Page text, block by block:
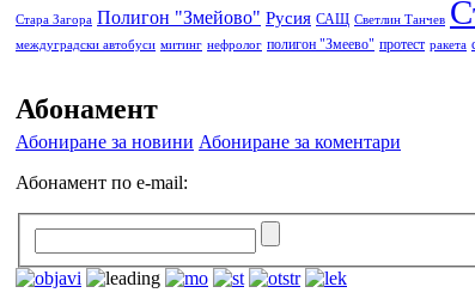
Стара Загора Полигон "Змейово" Русия САЩ Светлин Танчев
междуградски автобуси митинг нефролог полигон "Змеево" протест ракета
Абонамент
Абониране за новини Абониране за коментари
Абонамент по e-mail: